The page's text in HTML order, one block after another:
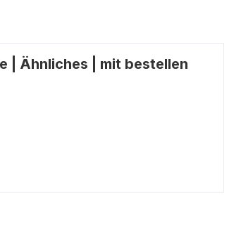
| Ähnliches | mit bestellen